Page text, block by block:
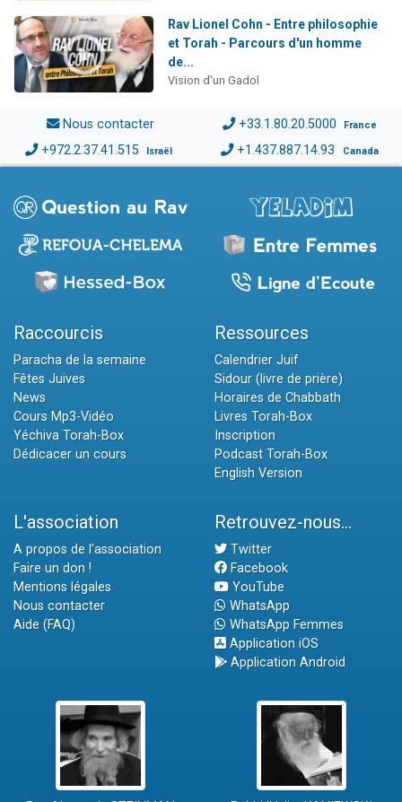
Rav Lionel Cohn - Entre philosophie
et Torah - Parcours d'un homme
de...
Vision d'un Gadol
Nous contacter +33.1.80.20.5000 France
+972.2.37.41.515 Israël +1.437.887.14.93 Canada
Raccourcis
Paracha de la semaine
Fêtes Juives
News
Cours Mp3-Vidéo
Yéchiva Torah-Box
Dédicacer un cours
Ressources
Calendrier Juif
Sidour (livre de prière)
Horaires de Chabbath
Livres Torah-Box
Inscription
Podcast Torah-Box
English Version
L'association
A propos de l'association
Faire un don !
Mentions légales
Nous contacter
Aide (FAQ)
Retrouvez-nous...
Twitter
Facebook
YouTube
WhatsApp
WhatsApp Femmes
Application iOS
Application Android